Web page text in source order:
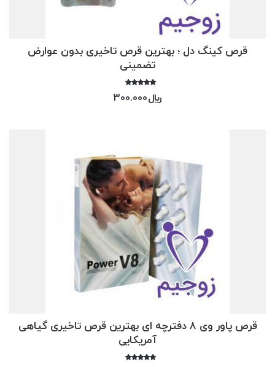
قرص کینگ دل ؛ بهترین قرص تاخیری بدون عوارض
تضمینی
4.50 ﷼300.000
قرص پاور وی 8 دفترچه ای بهترین قرص تاخیری گیاهی
آمریکایی